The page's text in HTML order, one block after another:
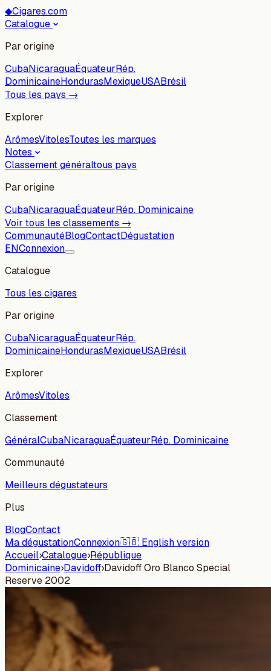
◆Cigares.com
Catalogue
Par origine
CubaNicaraguaÉquateurRép.
DominicaineHondurasMexiqueUSABrésil
Tous les pays →
Explorer
ArômesVitolesToutes les marques
Notes
Classement généraltous pays
Par origine
CubaNicaraguaÉquateurRép. Dominicaine
Voir tous les classements →
CommunautéBlogContactDégustation
ENConnexion
Catalogue
Tous les cigares
Par origine
CubaNicaraguaÉquateurRép.
DominicaineHondurasMexiqueUSABrésil
Explorer
ArômesVitoles
Classement
GénéralCubaNicaraguaÉquateurRép. Dominicaine
Communauté
Meilleurs dégustateurs
Plus
BlogContact
Ma dégustationConnexion🇬🇧 English version
Accueil›Catalogue›République
Dominicaine›Davidoff›Davidoff Oro Blanco Special
Reserve 2002